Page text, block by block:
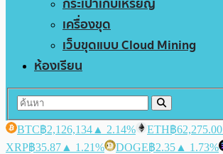
เครื่องขุด
เว็บขุดแบบ Cloud Mining
ห้องเรียน
BTC฿2,126,134 ▲ 2.14% ETH฿62,275.00
XRP฿35.87 ▲ 1.21% DOGE฿2.35 ▲ 1.73%